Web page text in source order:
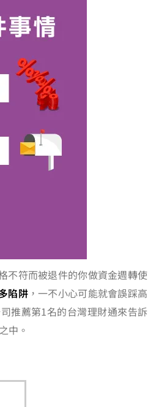
不符而被退件的你做資金週轉使
陷阱，一不小心可能就會誤踩高
推薦第1名的台灣理財通來告訴
中。